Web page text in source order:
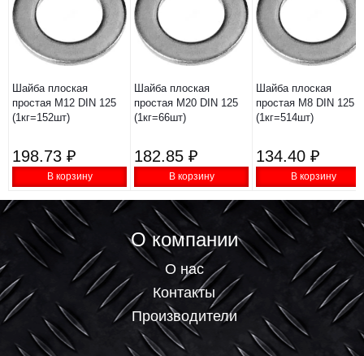
Шайба плоская
простая М12 DIN 125
(1кг=152шт)
198.73 ₽
В корзину
Шайба плоская
простая М20 DIN 125
(1кг=66шт)
182.85 ₽
В корзину
Шайба плоская
простая М8 DIN 125
(1кг=514шт)
134.40 ₽
В корзину
О компании
О нас
Контакты
Производители